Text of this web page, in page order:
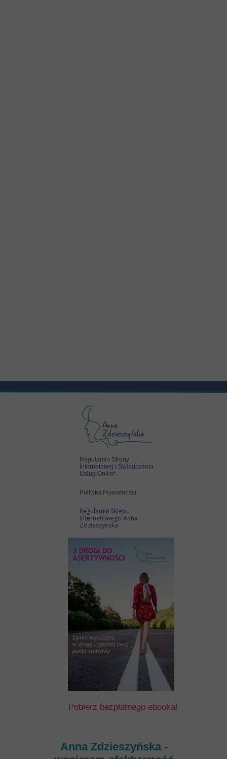
Pobierz bezpłatnego ebooka!
Polityka Prywatności
Anna Zdzieszyńska -
Regulamin Strony
Internetowej i Świadczenia
Usług Online
Regulamin Sklepu
internetowego Anna
Zdzieszyńska